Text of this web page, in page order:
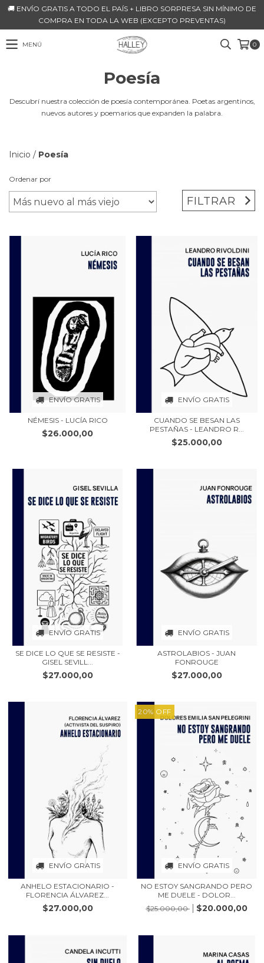
🚚 ENVÍO GRATIS A TODO EL PAÍS + LIBRO SORPRESA SIN MÍNIMO DE
COMPRA EN TODA LA WEB (EXCEPTO PREVENTAS)
MENÚ 0
Poesía
Descubrí nuestra colección de poesía contemporánea. Poetas argentinos,
nuevos autores y poemarios que expanden la palabra.
Inicio / Poesía
Ordenar por
FILTRAR
ENVÍO GRATIS
NÉMESIS - LUCÍA RICO
$26.000,00
ENVÍO GRATIS
CUANDO SE BESAN LAS
PESTAÑAS - LEANDRO R...
$25.000,00
ENVÍO GRATIS
SE DICE LO QUE SE RESISTE -
GISEL SEVILL...
$27.000,00
ENVÍO GRATIS
ASTROLABIOS - JUAN
FONROUGE
$27.000,00
ENVÍO GRATIS
ANHELO ESTACIONARIO -
FLORENCIA ÁLVAREZ...
$27.000,00
20% OFF
ENVÍO GRATIS
NO ESTOY SANGRANDO PERO
ME DUELE - DOLOR...
$25.000,00
$20.000,00